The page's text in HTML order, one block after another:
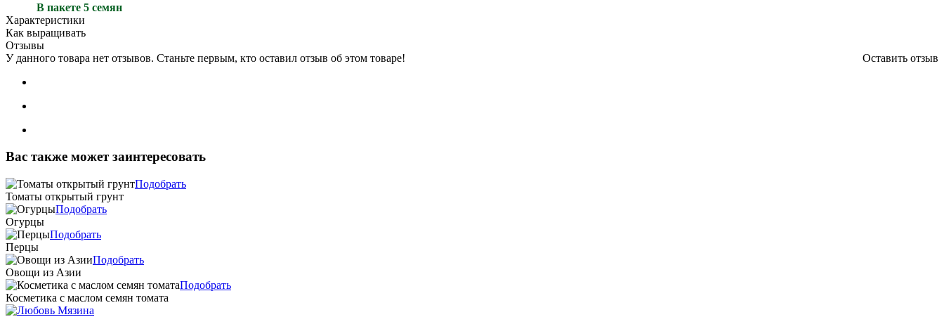
В пакете 5 семян
Характеристики
Как выращивать
Отзывы
Оставить отзыв
У данного товара нет отзывов. Станьте первым, кто оставил отзыв об этом товаре!
Вас также может заинтересовать
Томаты открытый грунт
Подобрать
Огурцы
Подобрать
Перцы
Подобрать
Овощи из Азии
Подобрать
Косметика с маслом семян томата
Подобрать